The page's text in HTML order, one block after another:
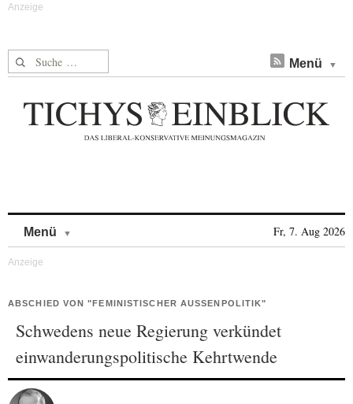
Suche nach: Menü
Menü Fr, 7. Aug 2026
ABSCHIED VON "FEMINISTISCHER AUSSENPOLITIK"
Schwedens neue Regierung verkündet
einwanderungspolitische Kehrtwende